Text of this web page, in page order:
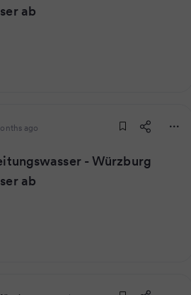
ab
ago
- Würzburg
ab